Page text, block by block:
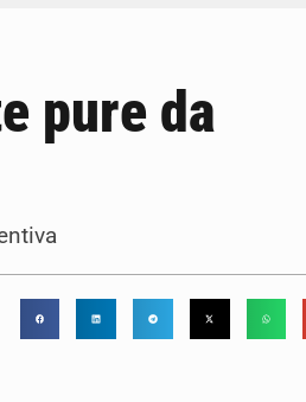
pure da